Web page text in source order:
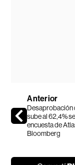
Anterior
Desaprobación
sube al 62,4%
encuesta de
Bloomberg